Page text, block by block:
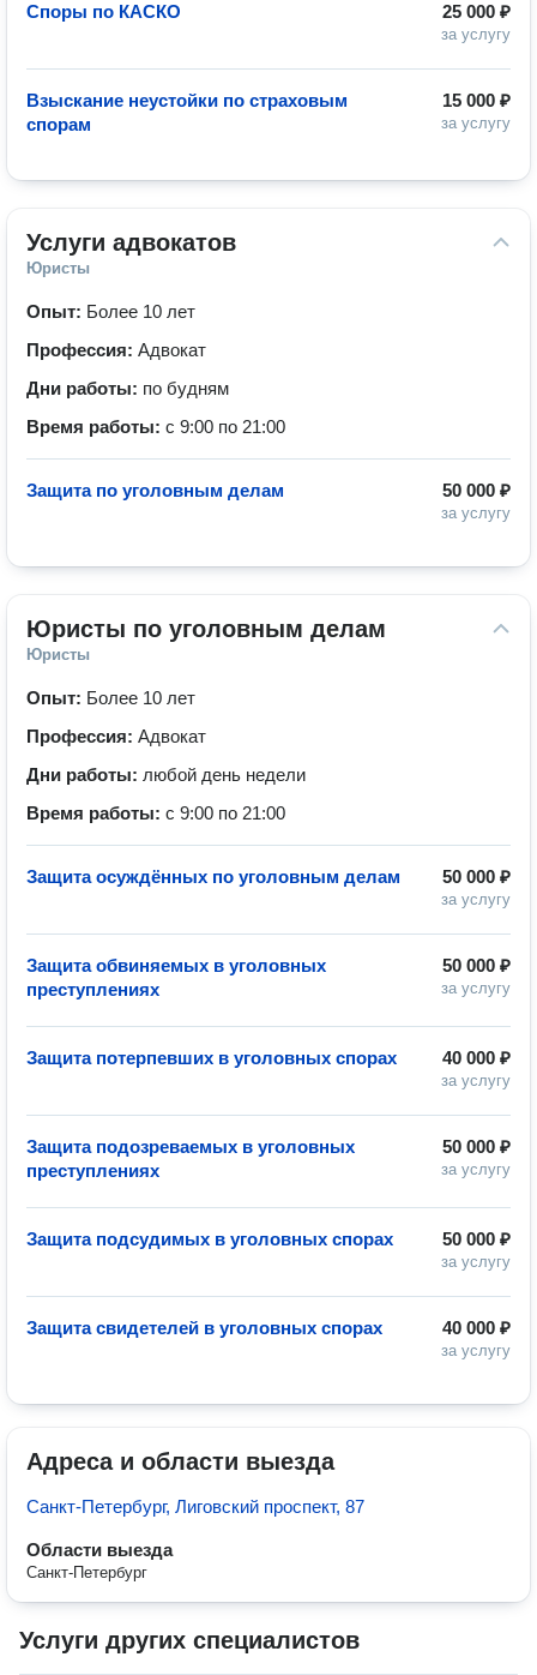
25 000 ₽
за услугу
Споры по КАСКО
15 000 ₽
за услугу
Взыскание неустойки по страховым
спорам
Услуги адвокатов
Юристы
Опыт: Более 10 лет
Профессия: Адвокат
Дни работы: по будням
Время работы: с 9:00 по 21:00
50 000 ₽
за услугу
Защита по уголовным делам
Юристы по уголовным делам
Юристы
Опыт: Более 10 лет
Профессия: Адвокат
Дни работы: любой день недели
Время работы: с 9:00 по 21:00
50 000 ₽
за услугу
Защита осуждённых по уголовным делам
50 000 ₽
за услугу
Защита обвиняемых в уголовных
преступлениях
40 000 ₽
за услугу
Защита потерпевших в уголовных спорах
50 000 ₽
за услугу
Защита подозреваемых в уголовных
преступлениях
50 000 ₽
за услугу
Защита подсудимых в уголовных спорах
40 000 ₽
за услугу
Защита свидетелей в уголовных спорах
Адреса и области выезда
Санкт-Петербург, Лиговский проспект, 87
Области выезда
Санкт-Петербург
Услуги других специалистов